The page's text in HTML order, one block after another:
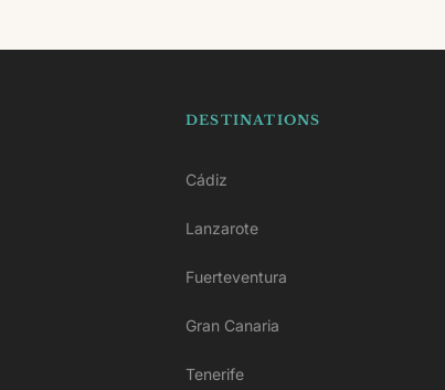
DESTINATIONS
Cádiz
Lanzarote
Fuerteventura
Gran Canaria
Tenerife